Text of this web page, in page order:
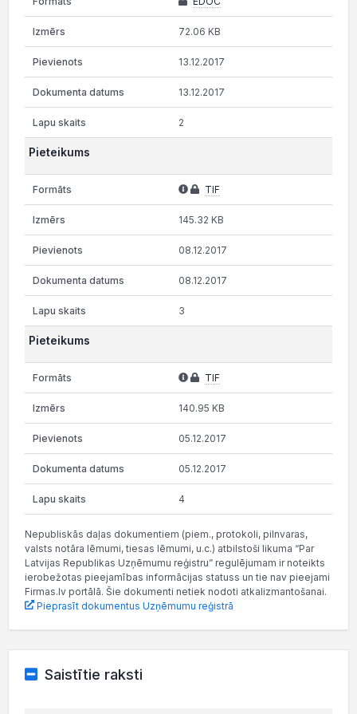
72.06 KB
13.12.2017
13.12.2017
2
Pieteikums
TIF
145.32 KB
08.12.2017
08.12.2017
3
Pieteikums
TIF
140.95 KB
05.12.2017
05.12.2017
4
Nepubliskās daļas dokumentiem (piem., protokoli, pilnvaras,
valsts notāra lēmumi, tiesas lēmumi, u.c.) atbilstoši likuma “Par
Latvijas Republikas Uzņēmumu reģistru” regulējumam ir noteikts
ierobežotas pieejamības informācijas statuss un tie nav pieejami
Firmas.lv portālā. Šie dokumenti netiek nodoti atkalizmantošanai.
Pieprasīt dokumentus Uzņēmumu reģistrā
Saistītie raksti